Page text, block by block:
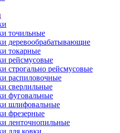
точильные
деревообрабатывающие
токарные
рейсмусовые
строгально рейсмусовые
распиловочные
сверлильные
фуговальные
шлифовальные
фрезерные
ленточнопильные
для ковки